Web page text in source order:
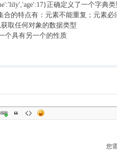
正确定义了一个字典类
合的特点有：元素不能重复；元素
获取任何对象的数据类型
个具有另一个的性质
您